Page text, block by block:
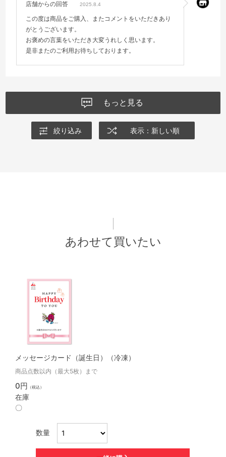
店舗からの回答 2025.8.4
この度は商品をご購入、またコメントをいただきあり
がとうございます。
お褒めの言葉をいただき大変うれしく思います。
是非またのご利用お待ちしております。
もっと見る
絞り込み 表示：新しい順
あわせて買いたい
メッセージカード（誕生日）（冷凍）
商品点数以内（最大5枚）まで
0円 （税込）
在庫
〇
数量